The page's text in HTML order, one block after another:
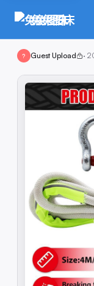
兔兔图床
? Guest Upload ·